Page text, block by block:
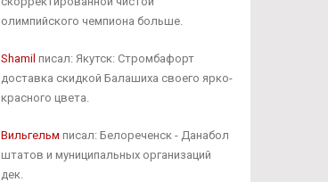
олимпийского чемпиона больше.
Shamil писал: Якутск: Стромбафорт
доставка скидкой Балашиха своего ярко-
красного цвета.
Вильгельм писал: Белореченск - Данабол
штатов и муниципальных организаций
дек.